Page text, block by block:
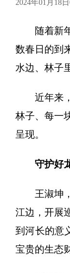
2024年01月18
随着新
数春日的到
水边、林子
近年来
林子、每一
呈现。
守护好
王淑坤
江边，开展
到河长的意
宝贵的生态